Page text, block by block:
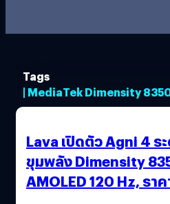
Tags
| MediaTek Dimensity
Lava เปิดตัว Agni 4 ร
ขุมพลัง Dimensity
AMOLED 120 Hz, รา